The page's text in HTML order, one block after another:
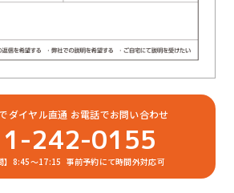
ダイヤル直通 お電話でお問い合わせ
242-0155
】8:45～17:15 事前予約にて時間外対応可